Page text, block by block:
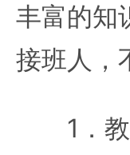
丰富的知
接班人，
1．教